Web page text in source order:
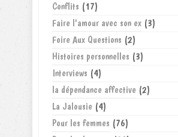
Conflits (17)
Faire l'amour avec son ex (3)
Foire Aux Questions (2)
Histoires personnelles (3)
Interviews (4)
la dépendance affective (2)
La Jalousie (4)
Pour les femmes (76)